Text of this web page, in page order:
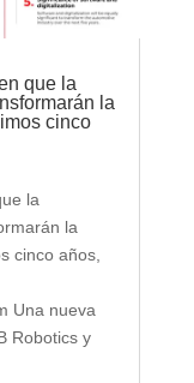
que la
la
cinco
la
la
cinco años,
Una nueva
Robotics y